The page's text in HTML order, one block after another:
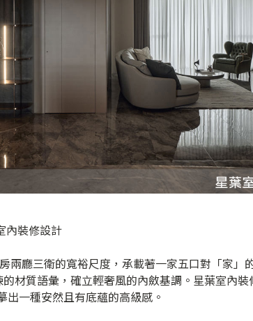
內裝修設計
兩廳三衛的寬裕尺度，承載著一家五口對「家」
材質語彙，確立輕奢風的內斂基調。星葉室內
一種安然且有底蘊的高級感。